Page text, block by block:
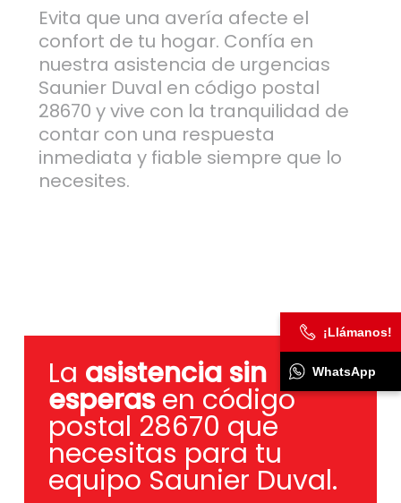
Evita que una avería afecte el
confort de tu hogar. Confía en
nuestra asistencia de urgencias
Saunier Duval en código postal
28670 y vive con la tranquilidad de
contar con una respuesta
inmediata y fiable siempre que lo
necesites.
La asistencia sin
esperasen código
postal 28670 que
necesitas para tu
equipo Saunier Duval.
¡Llámanos!
WhatsApp